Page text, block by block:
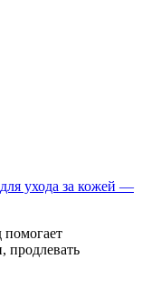
ухода за кожей —
продлевать